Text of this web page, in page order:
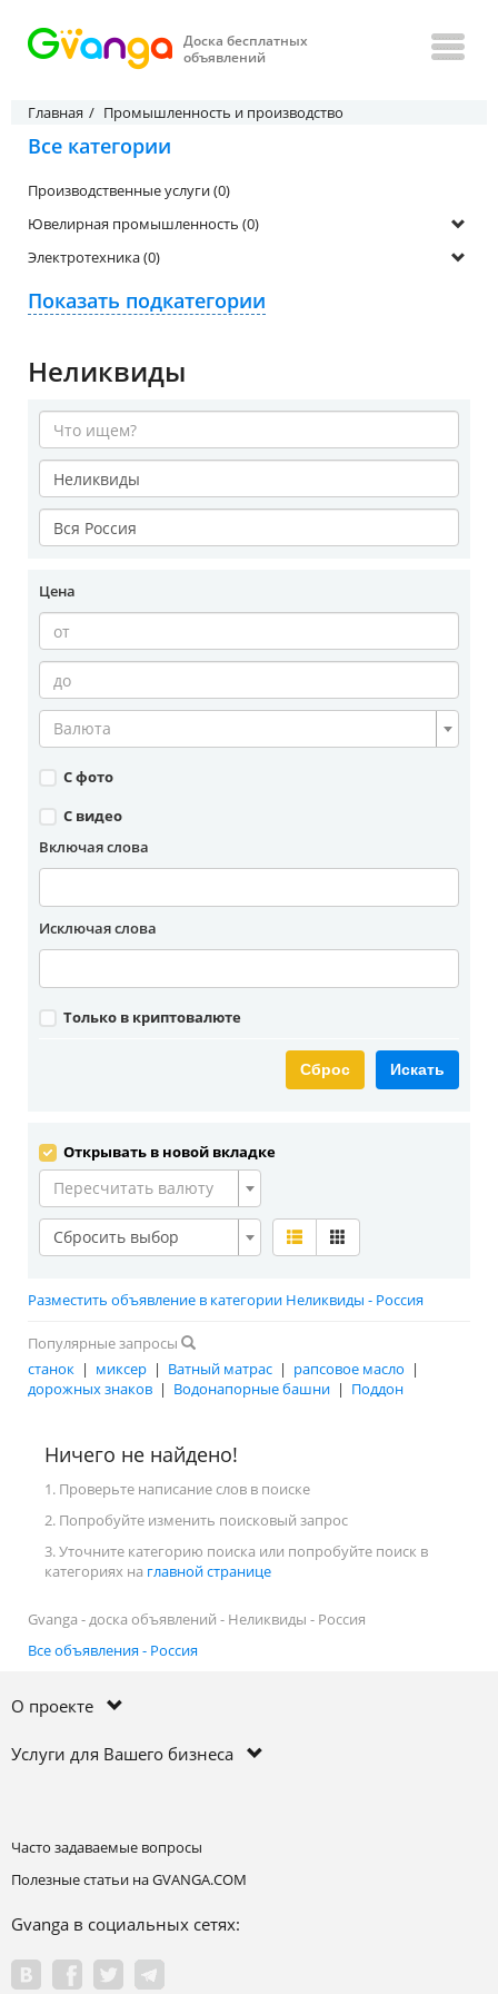
Доска бесплатных
объявлений
Главная Промышленность и производство
Все категории
Производственные услуги (0)
Ювелирная промышленность (0)
Электротехника (0)
Показать подкатегории
Неликвиды
Цена
Валюта
С фото
С видео
Включая слова
Исключая слова
Только в криптовалюте
Искать
Сброс
Открывать в новой вкладке
Пересчитать валюту
Сбросить выбор
Разместить объявление в категории Неликвиды - Россия
Популярные запросы
станок | миксер | Ватный матрас | рапсовое масло |
дорожных знаков | Водонапорные башни | Поддон
Ничего не найдено!
1. Проверьте написание слов в поиске
2. Попробуйте изменить поисковый запрос
3. Уточните категорию поиска или попробуйте поиск в
категориях на главной странице
Gvanga - доска объявлений - Неликвиды - Россия
Все объявления - Россия
О проекте
Услуги для Вашего бизнеса
Часто задаваемые вопросы
Полезные статьи на GVANGA.COM
Gvanga в социальных сетях: